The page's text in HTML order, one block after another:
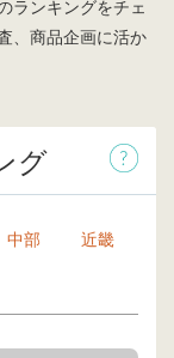
ランキングをチェ
、商品企画に活か
グ
中部 近畿